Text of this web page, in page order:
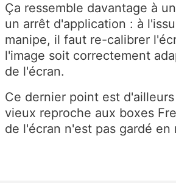
Ça ressemble davantage à
un arrêt d'application : à
manipe, il faut re-calibrer
l'image soit correctement
de l'écran.
Ce dernier point est
vieux reproche aux boxes
de l'écran n'est pas gardé en